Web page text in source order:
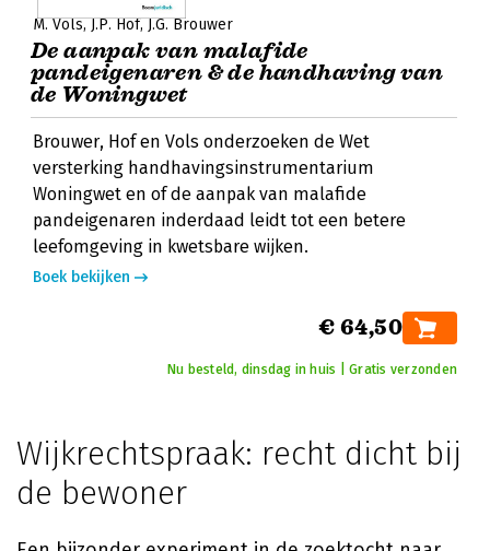
M. Vols J.P. Hof J.G. Brouwer
De aanpak van malafide
pandeigenaren & de handhaving van
de Woningwet
Brouwer, Hof en Vols onderzoeken de Wet
versterking handhavingsinstrumentarium
Woningwet en of de aanpak van malafide
pandeigenaren inderdaad leidt tot een betere
leefomgeving in kwetsbare wijken.
Boek bekijken
€ 64,50
Nu besteld, dinsdag in huis | Gratis verzonden
Wijkrechtspraak: recht dicht bij
de bewoner